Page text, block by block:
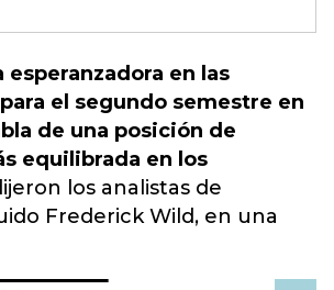
esperanzadora en las
el segundo semestre en
de una posición de
equilibrada en los
los analistas de
Frederick Wild, en una